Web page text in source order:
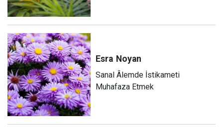
Esra Noyan
Sanal Âlemde İstikameti
Muhafaza Etmek